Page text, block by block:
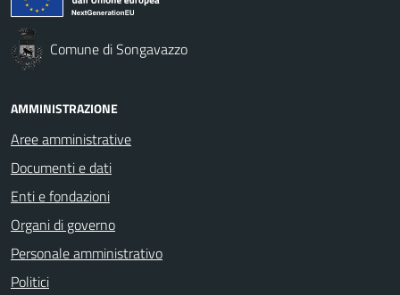
Comune di Songavazzo
AMMINISTRAZIONE
Aree amministrative
Documenti e dati
Enti e fondazioni
Organi di governo
Personale amministrativo
Politici